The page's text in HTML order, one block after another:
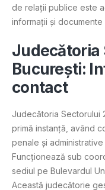
de relații publice este
informații și documente
Judecătoria
București:
contact
Judecătoria Sectorului
primă instanță, având
penale și
Funcționează sub
sediul pe Bulevardul
Această judecătorie